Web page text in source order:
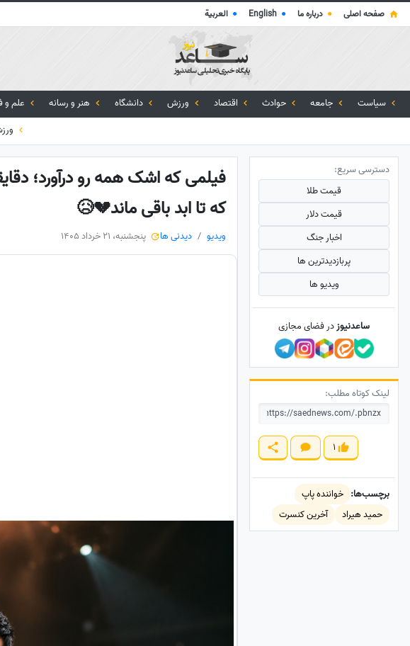
صفحه اصلی ● درباره ما ●
English
● العربية
سیاست جامعه حوادث اقتصاد ورزش دانشگاه هنر و رسانه علم و
فیلمی که اشک همه رو درآورد؛
که تا ابد باقی ماند💔😥
ویدیو دیدنی ها پنجشنبه، 21 خرداد 1405
دسترسی سریع:
قیمت طلا
قیمت دلار
اخبار جنگ
پربازدید‌ترین ها
ویدیو ها
ساعدنیوزدر فضای مجازی
لینک کوتاه مطلب:
1
برچسب‌ها: خواننده پاپ
حمید هیراد
آخرین کنسرت